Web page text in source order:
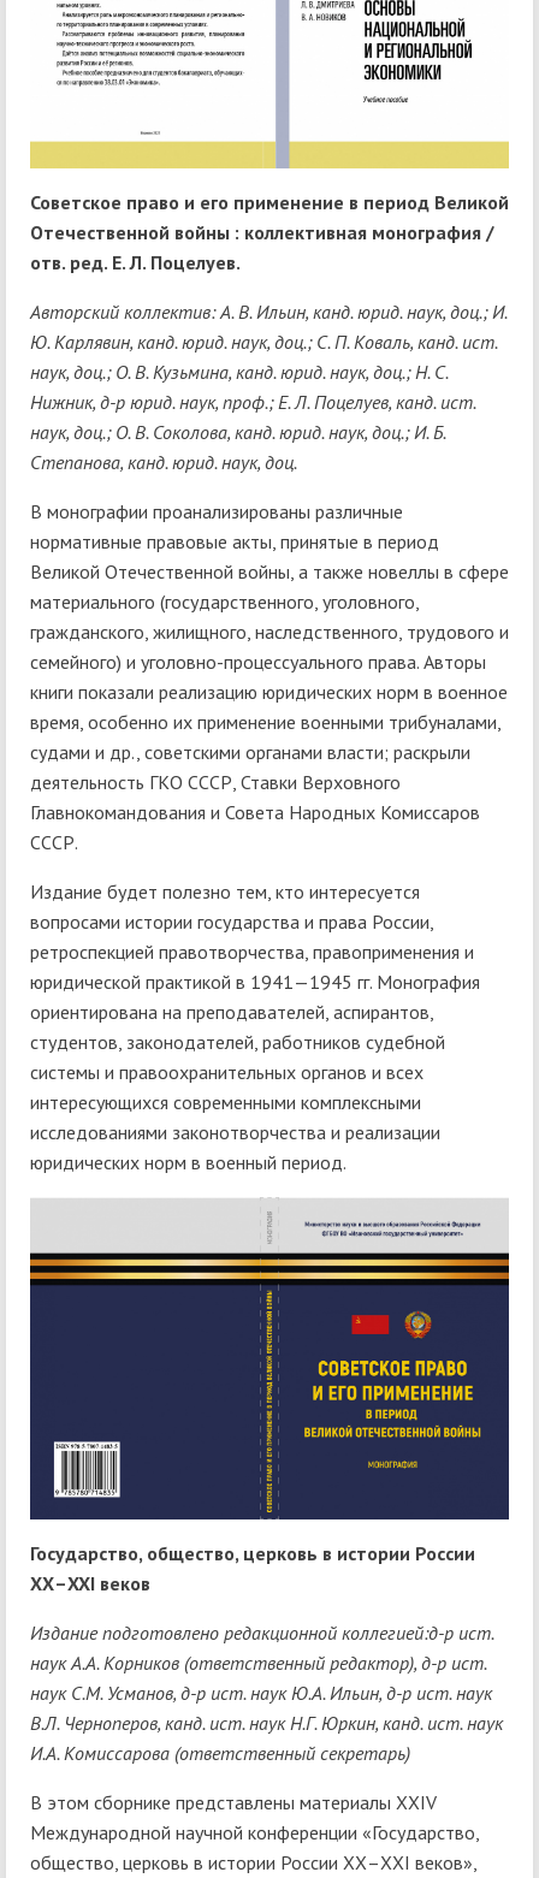
Советское право и его применение в период Великой
Отечественной войны : коллективная монография /
отв. ред. Е. Л. Поцелуев.
Авторский коллектив: А. В. Ильин, канд. юрид. наук, доц.; И.
Ю. Карлявин, канд. юрид. наук, доц.; С. П. Коваль, канд. ист.
наук, доц.; О. В. Кузьмина, канд. юрид. наук, доц.; Н. С.
Нижник, д-р юрид. наук, проф.; Е. Л. Поцелуев, канд. ист.
наук, доц.; О. В. Соколова, канд. юрид. наук, доц.; И. Б.
Степанова, канд. юрид. наук, доц.
В монографии проанализированы различные
нормативные правовые акты, принятые в период
Великой Отечественной войны, а также новеллы в сфере
материального (государственного, уголовного,
гражданского, жилищного, наследственного, трудового и
семейного) и уголовно-процессуального права. Авторы
книги показали реализацию юридических норм в военное
время, особенно их применение военными трибуналами,
судами и др., советскими органами власти; раскрыли
деятельность ГКО СССР, Ставки Верховного
Главнокомандования и Совета Народных Комиссаров
СССР.
Издание будет полезно тем, кто интересуется
вопросами истории государства и права России,
ретроспекцией правотворчества, правоприменения и
юридической практикой в 1941—1945 гг. Монография
ориентирована на преподавателей, аспирантов,
студентов, законодателей, работников судебной
системы и правоохранительных органов и всех
интересующихся современными комплексными
исследованиями законотворчества и реализации
юридических норм в военный период.
Государство, общество, церковь в истории России
ХХ–XXI веков
Издание подготовлено редакционной коллегией:д-р ист.
наук А.А. Корников (ответственный редактор), д-р ист.
наук С.М. Усманов, д-р ист. наук Ю.А. Ильин, д-р ист. наук
В.Л. Черноперов, канд. ист. наук Н.Г. Юркин, канд. ист. наук
И.А. Комиссарова (ответственный секретарь)
В этом сборнике представлены материалы XXIV
Международной научной конференции «Государство,
общество, церковь в истории России ХХ–XXI веков»,